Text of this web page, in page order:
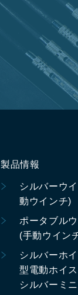
製品情報
シルバーウ
動ウインチ)
ポータブル
(手動ウイン
シルバーホ
型電動ホイス
シルバーミ